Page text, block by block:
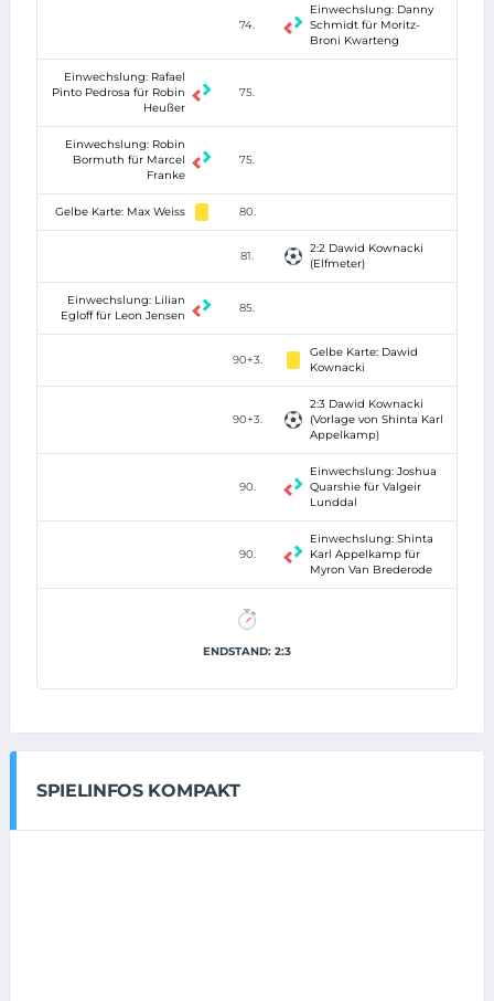
74.
Einwechslung: Danny
Schmidt für Moritz-
Broni Kwarteng
Einwechslung: Rafael
Pinto Pedrosa für Robin
Heußer
75.
Einwechslung: Robin
Bormuth für Marcel
Franke
75.
Gelbe Karte: Max Weiss 80.
81.
2:2 Dawid Kownacki
(Elfmeter)
Einwechslung: Lilian
Egloff für Leon Jensen
85.
90+3.
Gelbe Karte: Dawid
Kownacki
90+3.
2:3 Dawid Kownacki
(Vorlage von Shinta Karl
Appelkamp)
90.
Einwechslung: Joshua
Quarshie für Valgeir
Lunddal
90.
Einwechslung: Shinta
Karl Appelkamp für
Myron Van Brederode
ENDSTAND: 2:3
SPIELINFOS KOMPAKT